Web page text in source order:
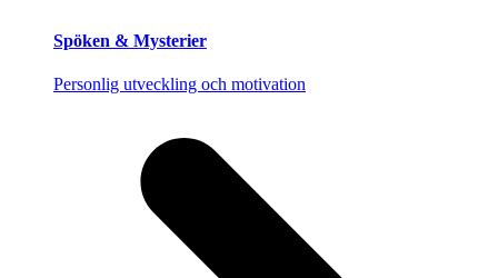
Spöken & Mysterier
Personlig utveckling och motivation